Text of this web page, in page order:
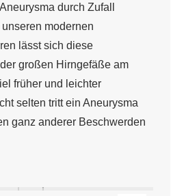
durch Zufall
modernen
lässt sich diese
großen Hirngefäße am
früher und leichter
selten tritt ein Aneurysma
ganz anderer Beschwerden